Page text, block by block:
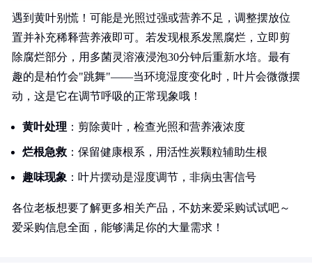
遇到黄叶别慌！可能是光照过强或营养不足，调整摆放位
置并补充稀释营养液即可。若发现根系发黑腐烂，立即剪
除腐烂部分，用多菌灵溶液浸泡30分钟后重新水培。最有
趣的是柏竹会"跳舞"——当环境湿度变化时，叶片会微微摆
动，这是它在调节呼吸的正常现象哦！
黄叶处理 ：剪除黄叶，检查光照和营养液浓度
烂根急救 ：保留健康根系，用活性炭颗粒辅助生根
趣味现象 ：叶片摆动是湿度调节，非病虫害信号
各位老板想要了解更多相关产品，不妨来爱采购试试吧～
爱采购信息全面，能够满足你的大量需求！